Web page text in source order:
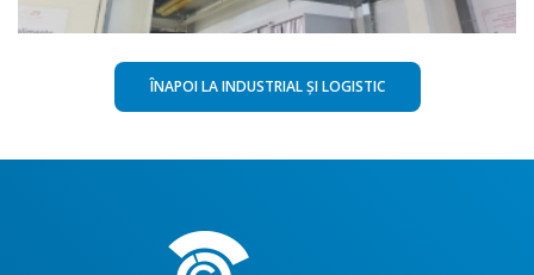
Rottaprint - Hala de productie
ÎNAPOI LA INDUSTRIAL ȘI LOGISTIC